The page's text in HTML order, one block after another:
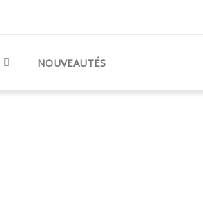
NOUVEAUTÉS